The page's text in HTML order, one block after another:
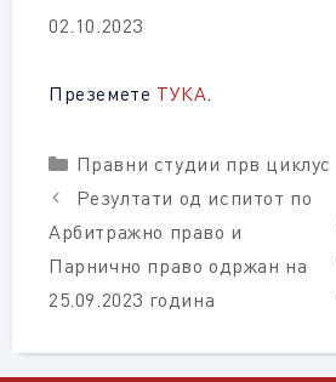
02.10.2023
Преземете ТУКА.
Categories
Правни студии прв циклус
Резултати од испитот по
Арбитражно право и
Парнично право одржан на
25.09.2023 година